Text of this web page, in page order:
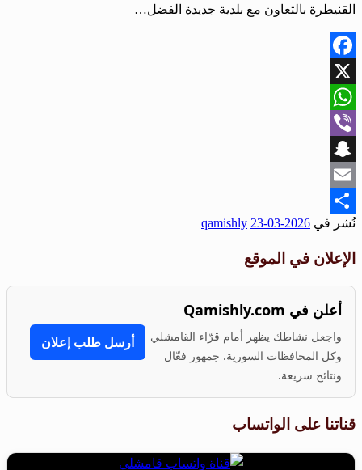
القنيطرة بالتعاون مع بلدية جديدة الفضل…
Facebook
X
WhatsApp
Viber
Snapchat
Email
Share
نُشر في 2026-03-23
qamishly
الإعلان في الموقع
أعلن في Qamishly.com
واجعل نشاطك يظهر أمام قرّاء القامشلي
وكل المحافظات السورية. جمهور فعّال
ونتائج سريعة.
أرسل طلب إعلان
قناتنا على الواتساب